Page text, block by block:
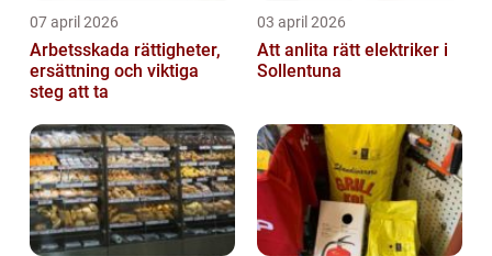
07 april 2026
Arbetsskada rättigheter,
ersättning och viktiga
steg att ta
03 april 2026
Att anlita rätt elektriker i
Sollentuna